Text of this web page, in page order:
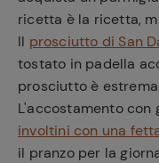
ricetta è la ricetta,
Il prosciutto di San
tostato in padella
prosciutto è
L'accostamento con
involtini con una
il pranzo per la